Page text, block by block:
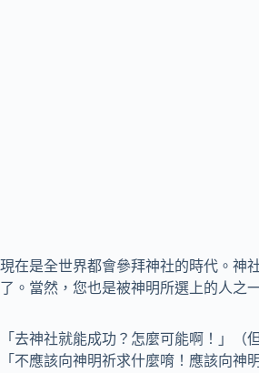
現在是全世界都會參拜神社的時代。神
了。當然，您也是被神明所選上的人之
「去神社就能成功？怎麼可能啊！」
「不應該向神明祈求什麼唷！應該向神